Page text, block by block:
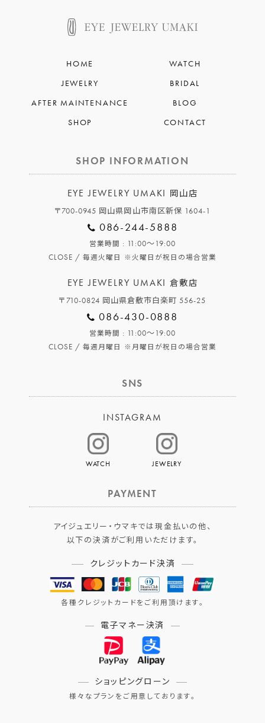
HOME
WATCH
JEWELRY
BRIDAL
AFTER MAINTENANCE
BLOG
SHOP
CONTACT
SHOP INFORMATION
EYE JEWELRY UMAKI 岡山店
〒700-0945 岡山県岡山市南区新保 1604-1
086-244-5888
営業時間 : 11:00～19:00
CLOSE /毎週火曜日 ※火曜日が祝日の場合営業
EYE JEWELRY UMAKI 倉敷店
〒710-0824 岡山県倉敷市白楽町 556-25
086-430-0888
営業時間 : 11:00～19:00
CLOSE /毎週月曜日 ※月曜日が祝日の場合営業
SNS
INSTAGRAM
WATCH JEWELRY
PAYMENT
アイジュエリー・ウマキでは現金払いの他、
以下の決済がご利用いただけます。
クレジットカード決済
各種クレジットカードをご利用頂けます。
電子マネー決済
ショッピングローン
様々なプランをご用意しております。